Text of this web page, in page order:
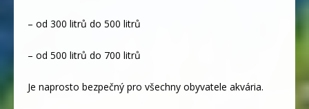
– od 300 litrů do 500 litrů
– od 500 litrů do 700 litrů
Je naprosto bezpečný pro všechny obyvatele akvária.